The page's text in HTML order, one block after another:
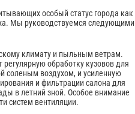
особый статус города как
Мы руководствуемся следующими
климату и пыльным ветрам.
обработку кузовов для
соленым воздухом, и усиленную
и фильтрации салона для
в летний зной. Особое внимание
систем вентиляции.